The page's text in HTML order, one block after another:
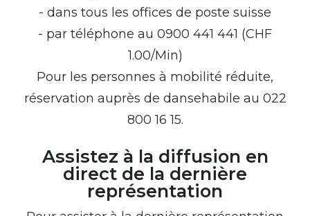
- dans tous les offices de poste suisse
- par téléphone au 0900 441 441 (CHF
1.00/Min)
Pour les personnes à mobilité réduite,
réservation auprès de dansehabile au 022
800 16 15.
Assistez à la diffusion en
direct de la dernière
représentation